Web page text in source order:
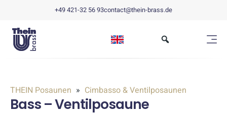
+49 421-32 56 93contact@thein-brass.de
THEIN Posaunen Cimbasso & Ventilposaunen
Bass – Ventilposaune